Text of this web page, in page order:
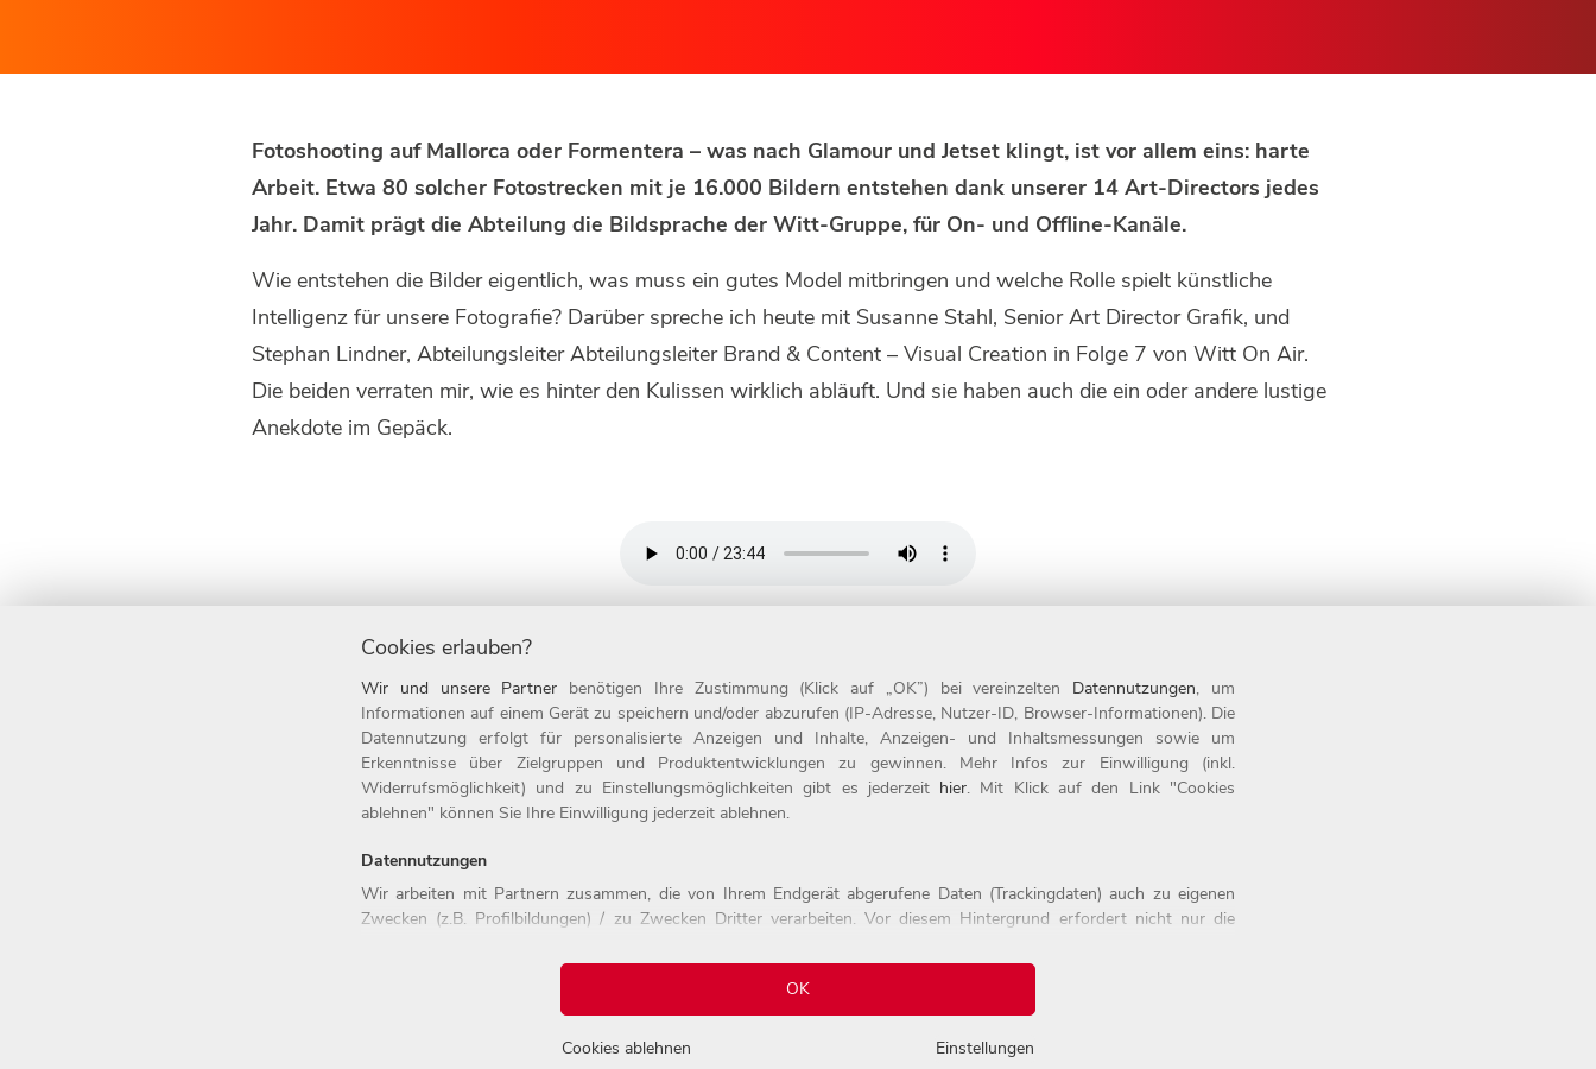
Fotoshooting auf Mallorca oder Formentera – was nach Glamour und Jetset klingt, ist vor allem eins: harte
Arbeit. Etwa 80 solcher Fotostrecken mit je 16.000 Bildern entstehen dank unserer 14 Art-Directors jedes
Jahr. Damit prägt die Abteilung die Bildsprache der Witt-Gruppe, für On- und Offline-Kanäle.
Wie entstehen die Bilder eigentlich, was muss ein gutes Model mitbringen und welche Rolle spielt künstliche
Intelligenz für unsere Fotografie? Darüber spreche ich heute mit Susanne Stahl, Senior Art Director Grafik, und
Stephan Lindner, Abteilungsleiter Abteilungsleiter Brand & Content – Visual Creation in Folge 7 von Witt On Air.
Die beiden verraten mir, wie es hinter den Kulissen wirklich abläuft. Und sie haben auch die ein oder andere lustige
Anekdote im Gepäck.
Jobs
Einstiegslevel
Arbeitsfelder
Kontakt
Impressum
Datenschutz
Alle Rechte vorbehalten.
Cookies erlauben?
Wir und unsere Partner benötigen Ihre Zustimmung (Klick auf „OK”) bei vereinzelten Datennutzungen, um
Informationen auf einem Gerät zu speichern und/oder abzurufen (IP-Adresse, Nutzer-ID, Browser-Informationen). Die
Datennutzung erfolgt für personalisierte Anzeigen und Inhalte, Anzeigen- und Inhaltsmessungen sowie um
Erkenntnisse über Zielgruppen und Produktentwicklungen zu gewinnen. Mehr Infos zur Einwilligung (inkl.
Widerrufsmöglichkeit) und zu Einstellungsmöglichkeiten gibt es jederzeit hier. Mit Klick auf den Link "Cookies
ablehnen" können Sie Ihre Einwilligung jederzeit ablehnen.
Datennutzungen
Wir arbeiten mit Partnern zusammen, die von Ihrem Endgerät abgerufene Daten (Trackingdaten) auch zu eigenen
Zwecken (z.B. Profilbildungen) / zu Zwecken Dritter verarbeiten. Vor diesem Hintergrund erfordert nicht nur die
Trackingdaten werden erst dann erhoben, wenn Sie auf den in dem Banner wiedergebenden Button „OK” anklicken.
Bei den Partnern handelt es sich um die folgenden Unternehmen: Google, Youtube
Weitere Informationen zu den Datenverarbeitungen durch diese Partner finden Sie in unserer
Einstellungen
Cookies ablehnen
OK